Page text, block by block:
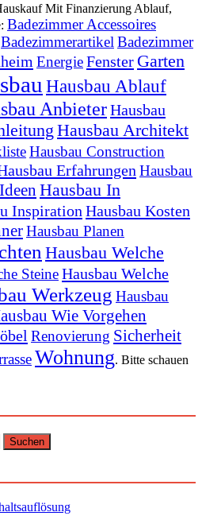
Mit Finanzierung Ablauf,
Badezimmer Accessoires
Badezimmerartikel Badezimmer
EnergieFenster Garten
Hausbau Ablauf
AnbieterHausbau
Hausbau Architekt
Hausbau Construction
Erfahrungen Hausbau
Hausbau In
Inspiration Hausbau Kosten
Hausbau Planen
Hausbau Welche
SteineHausbau Welche
Werkzeug Hausbau
Wie Vorgehen
Renovierung Sicherheit
Wohnung. Bitte schauen